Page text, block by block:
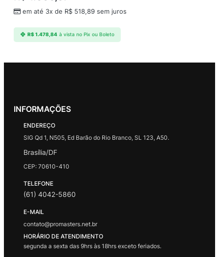
em até 3x de R$ 518,89 sem juros
R$1.478,84 à vista no Pix ou Boleto
INFORMAÇÕES
ENDEREÇO
SIG Qd 1, N505, Ed Barão do Rio Branco, SL 123, A50.
Brasília/DF
CEP: 70610-410
TELEFONE
(61) 4042-5860
E-MAIL
contato@promasters.net.br
HORÁRIO DE ATENDIMENTO
segunda a sexta das 9hrs às 18hrs exceto feriados.